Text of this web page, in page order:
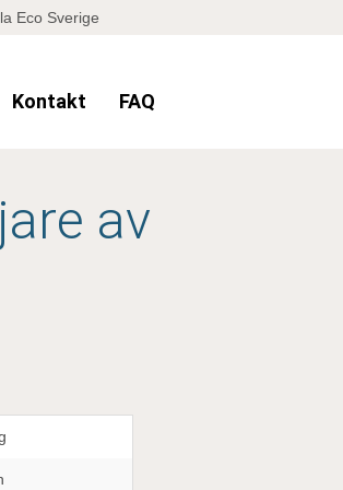
Eco Sverige
Kontakt FAQ
av